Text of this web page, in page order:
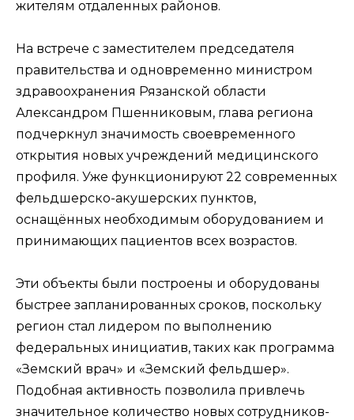
жителям отдаленных районов.
На встрече с заместителем председателя
правительства и одновременно министром
здравоохранения Рязанской области
Александром Пшенниковым, глава региона
подчеркнул значимость своевременного
открытия новых учреждений медицинского
профиля. Уже функционируют 22 современных
фельдшерско-акушерских пунктов,
оснащённых необходимым оборудованием и
принимающих пациентов всех возрастов.
Эти объекты были построены и оборудованы
быстрее запланированных сроков, поскольку
регион стал лидером по выполнению
федеральных инициатив, таких как программа
«Земский врач» и «Земский фельдшер».
Подобная активность позволила привлечь
значительное количество новых сотрудников-